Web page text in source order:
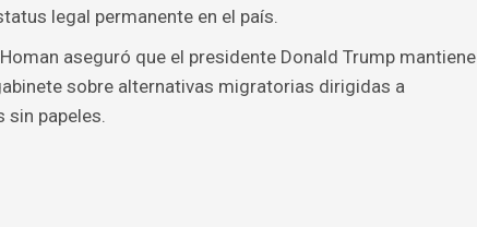
legal permanente en el país.
aseguró que el presidente Donald Trump mantiene
sobre alternativas migratorias dirigidas a
papeles.